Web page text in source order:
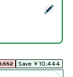
ン シェイク -
Save ￥10,444‎